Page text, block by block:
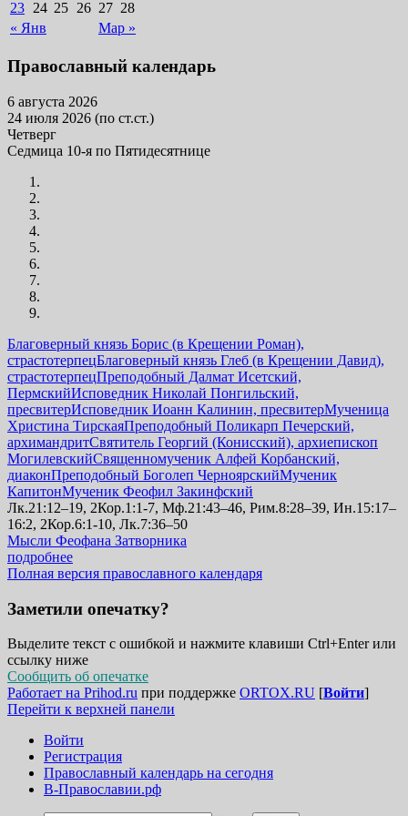
« Янв Мар »
23 24 25 26 27 28
Православный календарь
6 августа 2026
24 июля 2026 (по ст.ст.)
Четверг
Седмица 10-я по Пятидесятнице
Благоверный князь Борис (в Крещении Роман),
страстотерпецБлаговерный князь Глеб (в Крещении Давид),
страстотерпецПреподобный Далмат Исетский,
ПермскийИсповедник Николай Понгильский,
пресвитерИсповедник Иоанн Калинин, пресвитерМученица
Христина ТирскаяПреподобный Поликарп Печерский,
архимандритСвятитель Георгий (Конисский), архиепископ
МогилевскийСвященномученик Алфей Корбанский,
диаконПреподобный Боголеп ЧерноярскийМученик
КапитонМученик Феофил Закинфский
Лк.21:12–19, 2Кор.1:1-7, Мф.21:43–46, Рим.8:28–39, Ин.15:17–
16:2, 2Кор.6:1-10, Лк.7:36–50
Мысли Феофана Затворника
подробнее
Полная версия православного календаря
Заметили опечатку?
Выделите текст с ошибкой и нажмите клавиши Ctrl+Enter или
ссылку ниже
Сообщить об опечатке
Работает на Prihod.ru при поддержке ORTOX.RU [Войти]
Перейти к верхней панели
Войти
Регистрация
Православный календарь на сегодня
В-Православии.рф